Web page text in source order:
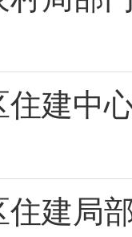
住建中
住建局